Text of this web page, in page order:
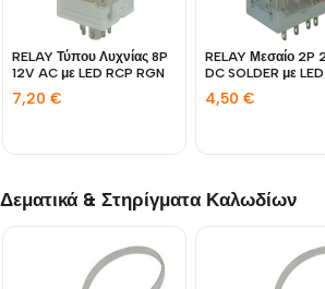
RELAY Τύπου Λυχνίας 8P
12V AC με LED RCP RGN
7,20 €
RELAY Μεσαίο 2P
DC SOLDER με
RGN
4,50 €
Δεματικά & Στηρίγματα Καλωδίων